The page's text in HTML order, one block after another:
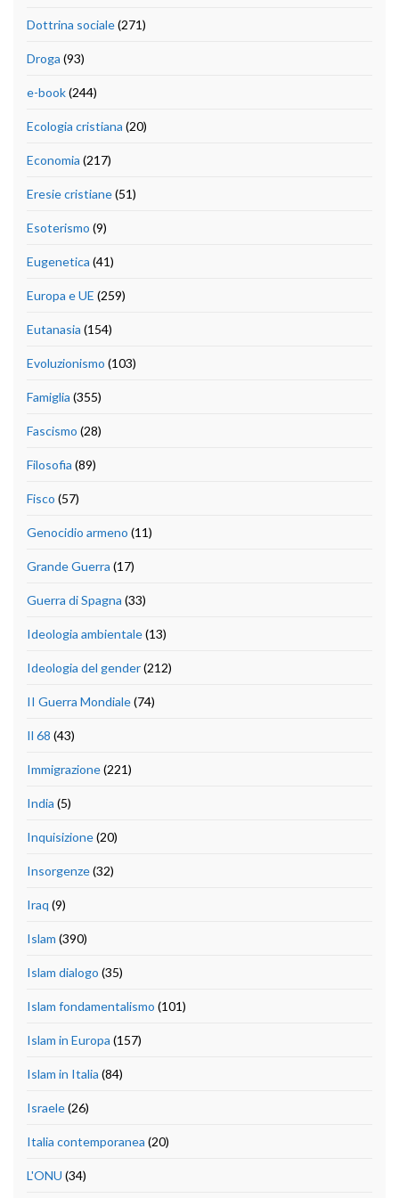
Dottrina sociale(271)
Droga (93)
e-book(244)
Ecologia cristiana (20)
Economia (217)
Eresie cristiane(51)
Esoterismo (9)
Eugenetica (41)
Europa e UE (259)
Eutanasia (154)
Evoluzionismo (103)
Famiglia (355)
Fascismo (28)
Filosofia (89)
Fisco (57)
Genocidio armeno (11)
Grande Guerra (17)
Guerra di Spagna (33)
Ideologia ambientale(13)
Ideologia del gender(212)
II Guerra Mondiale(74)
Il 68 (43)
Immigrazione(221)
India (5)
Inquisizione(20)
Insorgenze(32)
Iraq (9)
Islam (390)
Islam dialogo (35)
Islam fondamentalismo (101)
Islam in Europa (157)
Islam in Italia (84)
Israele(26)
Italia contemporanea (20)
L'ONU (34)